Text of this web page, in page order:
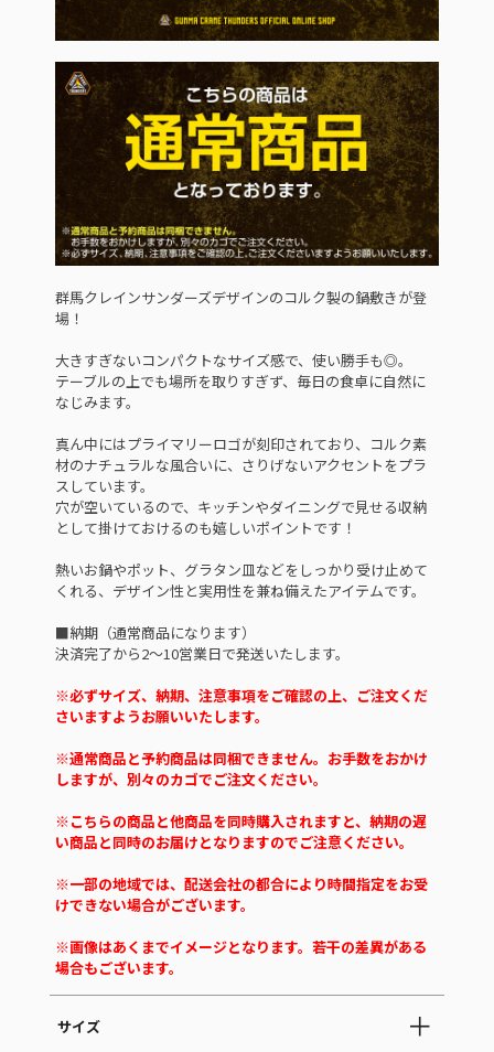
群馬クレインサンダーズデザインのコルク製の鍋敷きが登
場！
大きすぎないコンパクトなサイズ感で、使い勝手も◎。
テーブルの上でも場所を取りすぎず、毎日の食卓に自然に
なじみます。
真ん中にはプライマリーロゴが刻印されており、コルク素
材のナチュラルな風合いに、さりげないアクセントをプラ
スしています。
穴が空いているので、キッチンやダイニングで見せる収納
として掛けておけるのも嬉しいポイントです！
熱いお鍋やポット、グラタン皿などをしっかり受け止めて
くれる、デザイン性と実用性を兼ね備えたアイテムです。
■納期（通常商品になります）
決済完了から2～10営業日で発送いたします。
※必ずサイズ、納期、注意事項をご確認の上、ご注文くだ
さいますようお願いいたします。
※通常商品と予約商品は同梱できません。お手数をおかけ
しますが、別々のカゴでご注文ください。
※こちらの商品と他商品を同時購入されますと、納期の遅
い商品と同時のお届けとなりますのでご注意ください。
※一部の地域では、配送会社の都合により時間指定をお受
けできない場合がございます。
※画像はあくまでイメージとなります。若干の差異がある
場合もございます。
サイズ